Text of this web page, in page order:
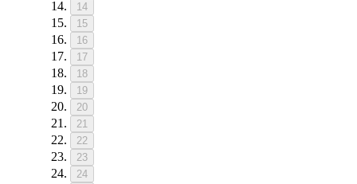
14
15
16
17
18
19
20
21
22
23
24